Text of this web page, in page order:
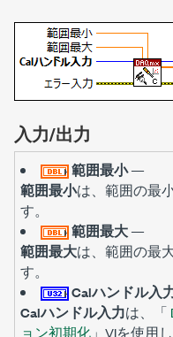
入力/出力
範囲最小—
範囲最小は、範囲の最
す。
範囲最大—
範囲最大は、範囲の最
す。
Calハンドル入
Calハンドル入力は、「
ョン初期化 」VIを使用